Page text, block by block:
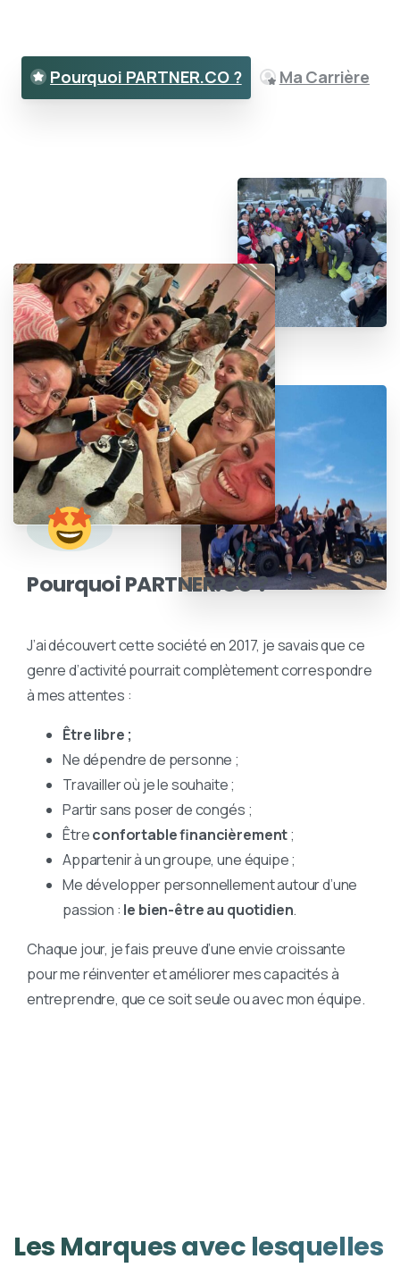
Pourquoi PARTNER.CO ? Ma Carrière
Pourquoi PARTNER.CO ?
J’ai découvert cette société en 2017, je savais que ce
genre d’activité pourrait complètement correspondre
à mes attentes :
Être libre ;
Ne dépendre de personne ;
Travailler où je le souhaite ;
Partir sans poser de congés ;
Êtreconfortable financièrement;
Appartenir à un groupe, une équipe ;
Me développer personnellement autour d’une
passion : le bien-être au quotidien.
Chaque jour, je fais preuve d’une envie croissante
pour me réinventer et améliorer mes capacités à
entreprendre, que ce soit seule ou avec mon équipe.
Les Marquesavec lesquelles